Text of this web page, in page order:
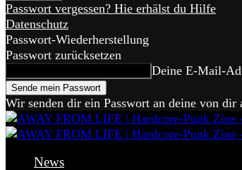
Passwort vergessen? Hie erhälst du Hilfe
Datenschutz
Passwort-Wiederherstellung
Passwort zurücksetzen
Deine E-Mail-
Wir senden dir ein Passwort an deine von dir
News